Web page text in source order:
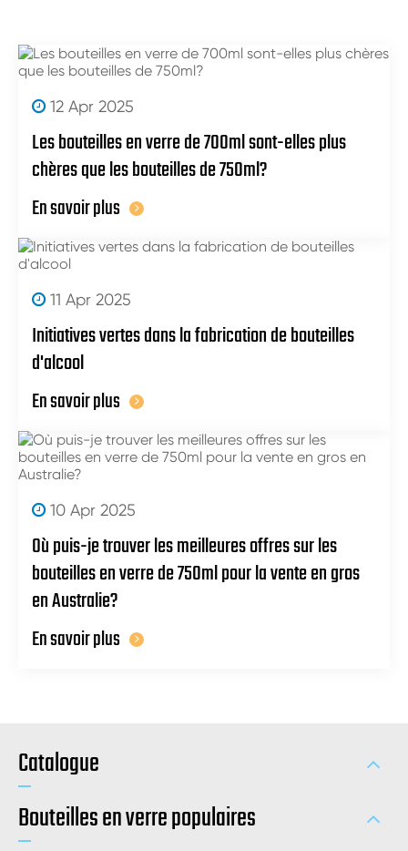
12 Apr 2025
Les bouteilles en verre de 700ml sont-elles plus
chères que les bouteilles de 750ml?
En savoir plus
11 Apr 2025
Initiatives vertes dans la fabrication de bouteilles
d'alcool
En savoir plus
10 Apr 2025
Où puis-je trouver les meilleures offres sur les
bouteilles en verre de 750ml pour la vente en gros
en Australie?
En savoir plus
Catalogue
Bouteilles en verre populaires